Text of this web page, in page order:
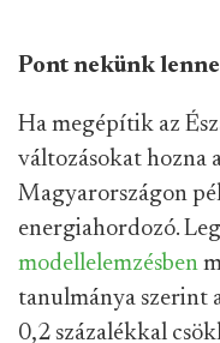
Pont nekünk
Ha megépítik az
változásokat hozna
Magyarországon
energiahordozó.
modellelemzésben
tanulmánya szerint
0,2 százalékkal